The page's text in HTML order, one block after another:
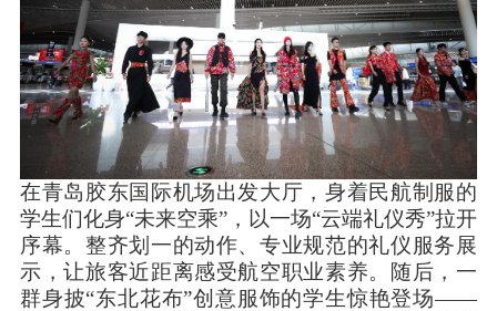
在青岛胶东国际机场出发大厅，身着民航制服的
学生们化身“未来空乘”，以一场“云端礼仪秀”拉开
序幕。整齐划一的动作、专业规范的礼仪服务展
示，让旅客近距离感受航空职业素养。随后，一
群身披“东北花布”创意服饰的学生惊艳登场——